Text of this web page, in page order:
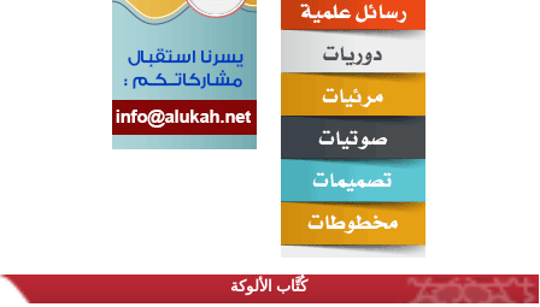
كُتَّاب الألوكة